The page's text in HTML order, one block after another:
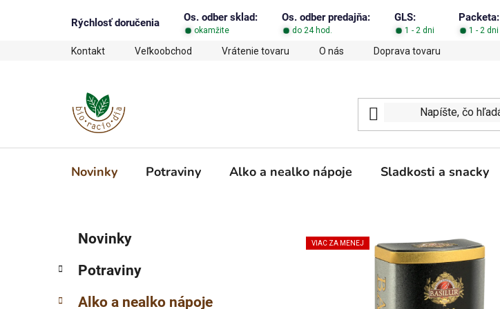
Rýchlosť doručenia Os. odber sklad: Os. odber predajňa: GLS: Packeta:
okamžite do 24 hod. 1 - 2 dni 1 - 2 dni
Kontakt Veľkoobchod Vrátenie tovaru O nás Doprava tovaru
Novinky Potraviny Alko a nealko nápoje Sladkosti a snacky
č
ý
kategórie
e
ó
Novinky
Potraviny
Alko a nealko nápoje
VIAC ZA MENEJ